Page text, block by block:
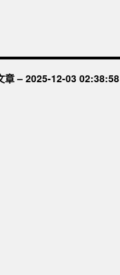
章 – 2025-12-03 02:38:58